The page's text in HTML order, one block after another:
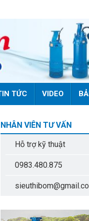
TỨC VIDEO
NHÂN VIÊN TƯ VẤN
Hỗ trợ kỹ thuật
0983.480.875